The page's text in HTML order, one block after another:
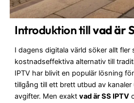
Introduktion tillvad är
I dagens digitala värld söker allt fler
kostnadseffektiva alternativ till
IPTV har blivit en populär lösning
tillgång till ett brett utbud av kanaler
avgifter. Men exakt vad är SS IPTV